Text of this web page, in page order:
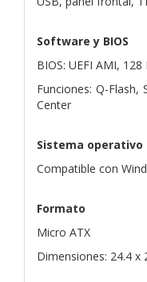
Software y BIOS
BIOS: UEFI AMI,
Funciones: Q-Flash,
Center
Sistema operativo
Compatible con
Formato
Micro ATX
Dimensiones: 24.4 x